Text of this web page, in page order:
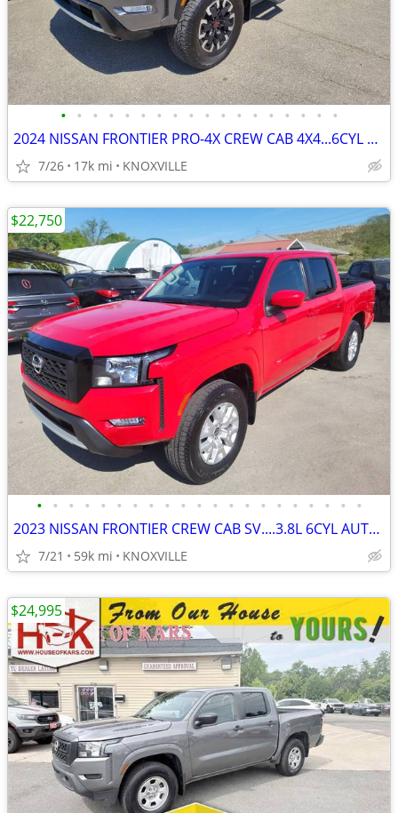
• • • • • • • • • • • • • • • • • •
2024 NISSAN FRONTIER PRO-4X CREW CAB 4X4...6CYL AUTO...17000 MILES..
7/26 17k mi KNOXVILLE
• • • • • • • • • • • • • • • • • • • • •
2023 NISSAN FRONTIER CREW CAB SV....3.8L 6CYL AUTO.....4X4
7/21 59k mi KNOXVILLE
$22,750
$24,995